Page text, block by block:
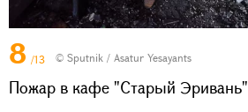
8 /13 © Sputnik / Asatur Yesayants
Пожар в кафе "Старый Эривань"